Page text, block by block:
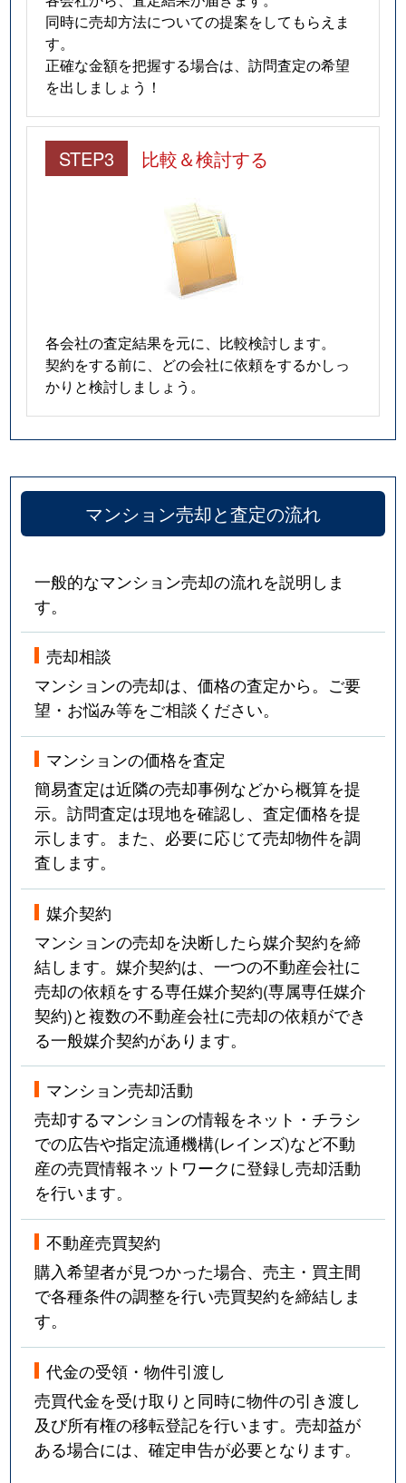
同時に売却方法についての提案をしてもらえま
す。
正確な金額を把握する場合は、訪問査定の希望
を出しましょう！
STEP3 比較＆検討する
各会社の査定結果を元に、比較検討します。
契約をする前に、どの会社に依頼をするかしっ
かりと検討しましょう。
マンション売却と査定の流れ
一般的なマンション売却の流れを説明しま
す。
売却相談
マンションの売却は、価格の査定から。ご要
望・お悩み等をご相談ください。
マンションの価格を査定
簡易査定は近隣の売却事例などから概算を提
示。訪問査定は現地を確認し、査定価格を提
示します。また、必要に応じて売却物件を調
査します。
媒介契約
マンションの売却を決断したら媒介契約を締
結します。媒介契約は、一つの不動産会社に
売却の依頼をする専任媒介契約(専属専任媒介
契約)と複数の不動産会社に売却の依頼ができ
る一般媒介契約があります。
マンション売却活動
売却するマンションの情報をネット・チラシ
での広告や指定流通機構(レインズ)など不動
産の売買情報ネットワークに登録し売却活動
を行います。
不動産売買契約
購入希望者が見つかった場合、売主・買主間
で各種条件の調整を行い売買契約を締結しま
す。
代金の受領・物件引渡し
売買代金を受け取りと同時に物件の引き渡し
及び所有権の移転登記を行います。売却益が
ある場合には、確定申告が必要となります。